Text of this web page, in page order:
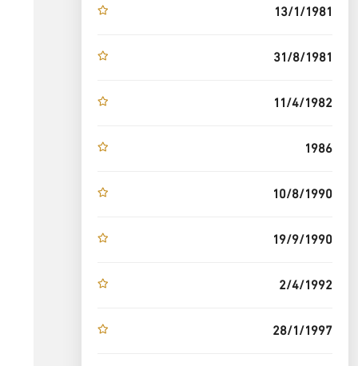
13/1/1981
31/8/1981
11/4/1982
1986
10/8/1990
19/9/1990
2/4/1992
28/1/1997